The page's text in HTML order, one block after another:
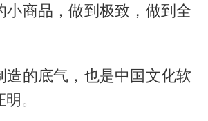
小商品，做到极致，做到全
造的底气，也是中国文化软
。